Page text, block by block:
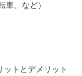
車、など）
ットとデメリット